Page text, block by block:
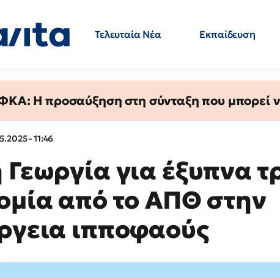
Τελευταία Νέα Εκπαίδευση
Η προσαύξηση στη σύνταξη που μπορεί
- 11:46
για έξυπνα
από το ΑΠΘ στην
ιπποφαούς